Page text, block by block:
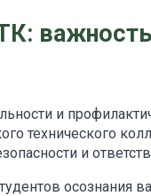
и
технического
и
осознания